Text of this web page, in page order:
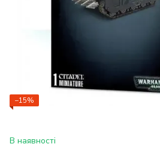
−15%
В наявності